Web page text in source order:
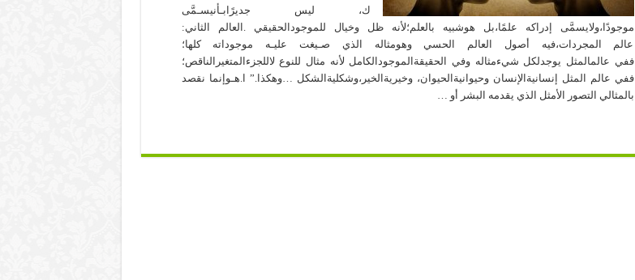
ك، ليس جديرًابـأنيسـمَّى
موجودًا،ولايسمَّى إدراكه علمًا،بل هوشبيه بالعلم؛لأنه ظل وخيال للموجودالحقيقي .العالم الثاني:
عالم المجردات،فيه أصول العالم الحسي وهومثاله الذي صـيغت عليـه موجوداته كلها؛
ففي عالمالمثل يوجدلكل شيءمثاله وفي الحقيقةالموجودالكامل لأنه مثال للنوع لاللجزءالمتغيرالناقص؛
ففي عالم المثل إنسانيةالإنسان وحيوانيةالحيوان، وخيريةالخير،وشكليةالشكل …وهكذا.” ا.هـوإنما نقصد
بالمثالي التصور الأمثل الذي يقدمه البشر أو …